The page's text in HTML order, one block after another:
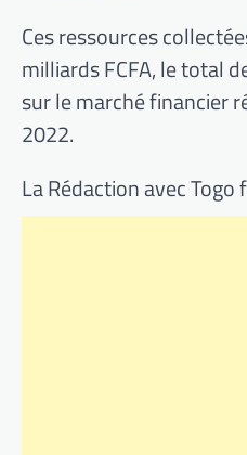
Ces ressources
milliards FCFA, le total
sur le marché financier
2022.
La Rédaction avec Togo